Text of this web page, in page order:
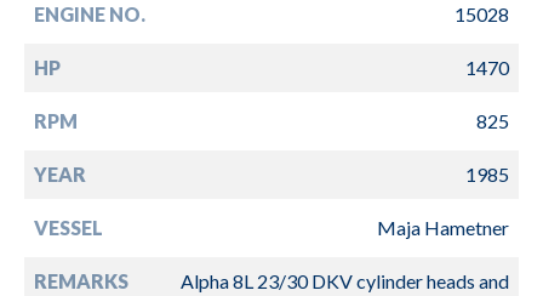
ENGINE NO. 15028
HP 1470
RPM 825
YEAR 1985
VESSEL Maja Hametner
REMARKS
Alpha 8L 23/30 DKV cylinder heads and